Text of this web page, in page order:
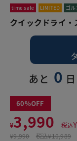
time sale LIMITED ゴル
クイックドライ
あと 0 日
60
¥3,990 税込¥
¥9,990 税込¥10,989
クイッ